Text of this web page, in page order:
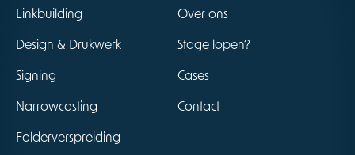
Linkbuilding
Design & Drukwerk
Signing
Narrowcasting
Folderverspreiding
Over ons
Stage lopen?
Cases
Contact